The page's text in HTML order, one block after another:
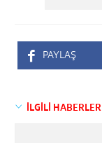
PAYLAŞ
İLGİLİ HABERLER